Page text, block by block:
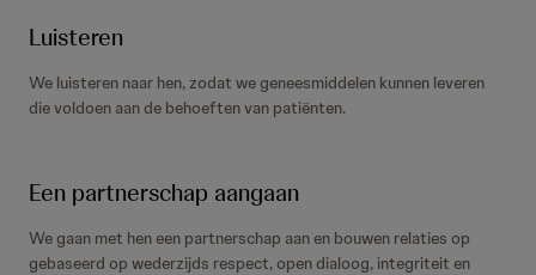
Luisteren
We luisteren naar hen, zodat we geneesmiddelen kunnen leveren
die voldoen aan de behoeften van patiënten.
Een partnerschap aangaan
We gaan met hen een partnerschap aan en bouwen relaties op
gebaseerd op wederzijds respect, open dialoog, integriteit en